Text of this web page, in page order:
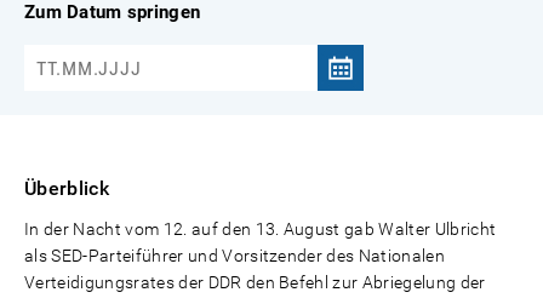
Zum Datum springen
Überblick
In der Nacht vom 12. auf den 13. August gab Walter Ulbricht
als SED-Parteiführer und Vorsitzender des Nationalen
Verteidigungsrates der DDR den Befehl zur Abriegelung der